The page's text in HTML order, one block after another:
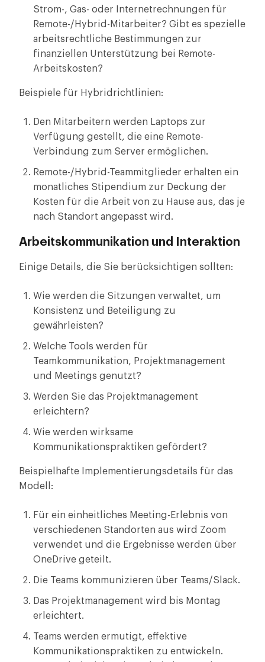
Strom-, Gas- oder Internetrechnungen für
Remote-/Hybrid-Mitarbeiter? Gibt es spezielle
arbeitsrechtliche Bestimmungen zur
finanziellen Unterstützung bei Remote-
Arbeitskosten?
Beispiele für Hybridrichtlinien:
Den Mitarbeitern werden Laptops zur
Verfügung gestellt, die eine Remote-
Verbindung zum Server ermöglichen.
Remote-/Hybrid-Teammitglieder erhalten ein
monatliches Stipendium zur Deckung der
Kosten für die Arbeit von zu Hause aus, das je
nach Standort angepasst wird.
Arbeitskommunikation und Interaktion
Einige Details, die Sie berücksichtigen sollten:
Wie werden die Sitzungen verwaltet, um
Konsistenz und Beteiligung zu
gewährleisten?
Welche Tools werden für
Teamkommunikation, Projektmanagement
und Meetings genutzt?
Werden Sie das Projektmanagement
erleichtern?
Wie werden wirksame
Kommunikationspraktiken gefördert?
Beispielhafte Implementierungsdetails für das
Modell:
Für ein einheitliches Meeting-Erlebnis von
verschiedenen Standorten aus wird Zoom
verwendet und die Ergebnisse werden über
OneDrive geteilt.
Die Teams kommunizieren über Teams/Slack.
Das Projektmanagement wird bis Montag
erleichtert.
Teams werden ermutigt, effektive
Kommunikationspraktiken zu entwickeln.